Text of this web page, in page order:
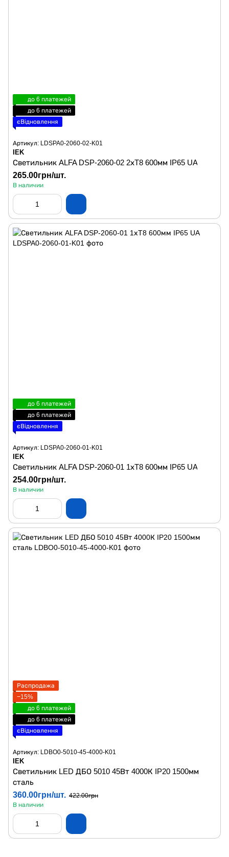
до 6 платежей
до 6 платежей
єВідновлення
Артикул: LDSPA0-2060-02-K01
IEK
Светильник ALFA DSP-2060-02 2хT8 600мм IP65 UA
265.00грн/шт.
В наличии
до 6 платежей
до 6 платежей
єВідновлення
Артикул: LDSPA0-2060-01-K01
IEK
Светильник ALFA DSP-2060-01 1хT8 600мм IP65 UA
254.00грн/шт.
В наличии
Распродажа
−15%
до 6 платежей
до 6 платежей
єВідновлення
Артикул: LDBO0-5010-45-4000-K01
IEK
Светильник LED ДБО 5010 45Вт 4000К IP20 1500мм
сталь
360.00грн/шт. 422.00грн
В наличии